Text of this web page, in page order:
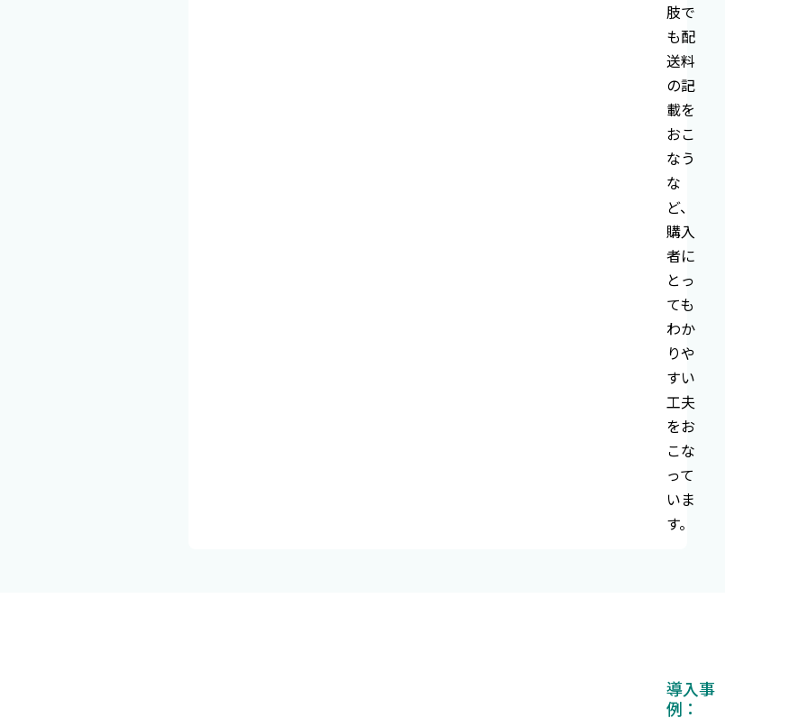
肢で
も配
送料
の記
載を
おこ
なう
な
ど、
購入
者に
とっ
ても
わか
りや
すい
工夫
をお
こな
って
いま
す。
導入事
例：